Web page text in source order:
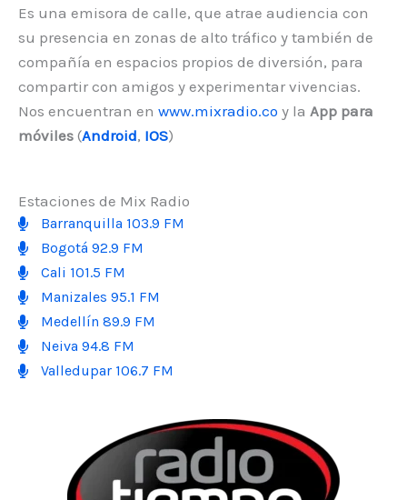
Es una emisora de calle, que atrae audiencia con
su presencia en zonas de alto tráfico y también de
compañía en espacios propios de diversión, para
compartir con amigos y experimentar vivencias.
Nos encuentran en www.mixradio.co y la App para
móviles (Android, IOS)
Estaciones de Mix Radio
Barranquilla 103.9 FM
Bogotá 92.9 FM
Cali 101.5 FM
Manizales 95.1 FM
Medellín 89.9 FM
Neiva 94.8 FM
Valledupar 106.7 FM